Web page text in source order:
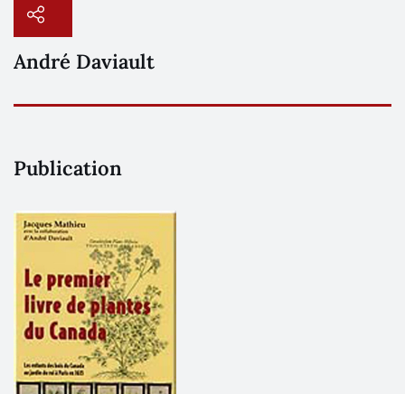
André Daviault
Publication